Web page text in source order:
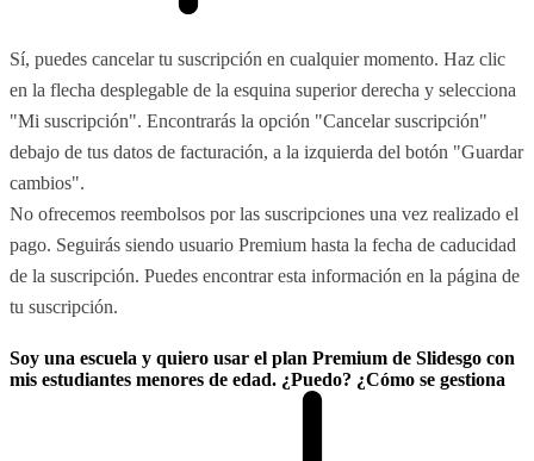
Sí, puedes cancelar tu suscripción en cualquier momento. Haz clic
en la flecha desplegable de la esquina superior derecha y selecciona
"Mi suscripción". Encontrarás la opción "Cancelar suscripción"
debajo de tus datos de facturación, a la izquierda del botón "Guardar
cambios".
No ofrecemos reembolsos por las suscripciones una vez realizado el
pago. Seguirás siendo usuario Premium hasta la fecha de caducidad
de la suscripción. Puedes encontrar esta información en la página de
tu suscripción.
Soy una escuela y quiero usar el plan Premium de Slidesgo con
mis estudiantes menores de edad. ¿Puedo? ¿Cómo se gestiona